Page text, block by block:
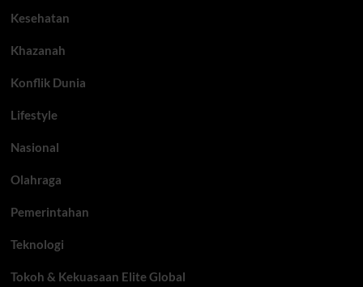
Kesehatan
Khazanah
Konflik Dunia
Lifestyle
Nasional
Olahraga
Pemerintahan
Teknologi
Tokoh & Kekuasaan Elite Global